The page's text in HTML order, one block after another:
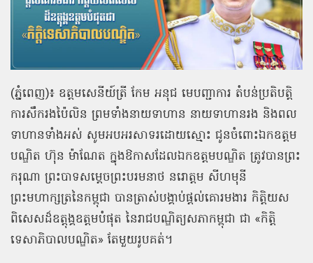
(ភ្នំពេញ)៖ ឧត្តមសេនីយ៍ត្រី កែម អនុជ មេបញ្ជាការ តំបន់ប្រតិបត្តិ
ការសឹករងប៉ៃលិន ព្រមទាំងនាយទាហាន នាយទាហានរង និងពល
ទាហានទាំងអស់ សូមអបអរសាទរដោយស្មោះ ជូនចំពោះឯកឧត្តម
បណ្ឌិត ហ៊ុន ម៉ាណែត ក្នុងឱកាសដែលឯកឧត្តមបណ្ឌិត ត្រូវបានព្រះ
ករុណា ព្រះបាទសម្តេចព្រះបរមនាថ នរោត្តម សីហមុនី
ព្រះមហាក្សត្រនៃកម្ពុជា បានត្រាស់បង្គាប់ផ្តល់គោរមងារ កិត្តិយស
ពិសេសដ៏ឧត្តុង្គឧត្តមបំផុត នៃរាជបណ្ឌិត្យសភាកម្ពុជា ជា «កិត្តិ
ទេសាភិបាលបណ្ឌិត» តែមួយរូបគត់។